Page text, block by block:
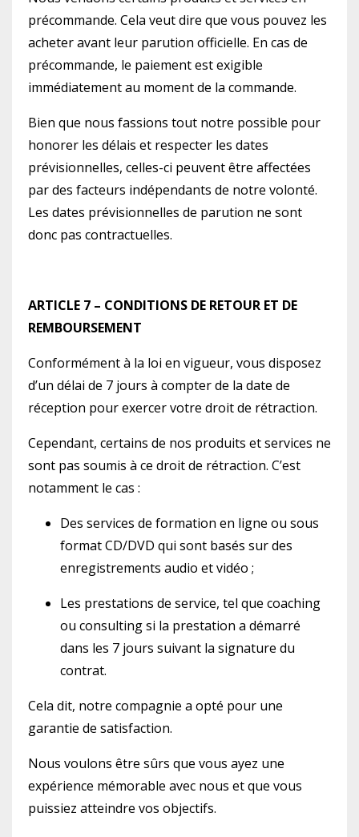
précommande. Cela veut dire que vous pouvez les
acheter avant leur parution officielle. En cas de
précommande, le paiement est exigible
immédiatement au moment de la commande.
Bien que nous fassions tout notre possible pour
honorer les délais et respecter les dates
prévisionnelles, celles-ci peuvent être affectées
par des facteurs indépendants de notre volonté.
Les dates prévisionnelles de parution ne sont
donc pas contractuelles.
ARTICLE 7 – CONDITIONS DE RETOUR ET DE
REMBOURSEMENT
Conformément à la loi en vigueur, vous disposez
d’un délai de 7 jours à compter de la date de
réception pour exercer votre droit de rétraction.
Cependant, certains de nos produits et services ne
sont pas soumis à ce droit de rétraction. C’est
notamment le cas :
Des services de formation en ligne ou sous
format CD/DVD qui sont basés sur des
enregistrements audio et vidéo ;
Les prestations de service, tel que coaching
ou consulting si la prestation a démarré
dans les 7 jours suivant la signature du
contrat.
Cela dit, notre compagnie a opté pour une
garantie de satisfaction.
Nous voulons être sûrs que vous ayez une
expérience mémorable avec nous et que vous
puissiez atteindre vos objectifs.